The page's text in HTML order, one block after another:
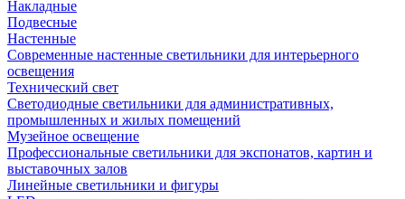
Накладные
Подвесные
Настенные
Современные настенные светильники для интерьерного
освещения
Технический свет
Светодиодные светильники для административных,
промышленных и жилых помещений
Музейное освещение
Профессиональные светильники для экспонатов, картин и
выставочных залов
Линейные светильники и фигуры